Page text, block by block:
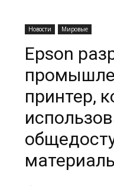
Новости Мировые
Epson
принтер,